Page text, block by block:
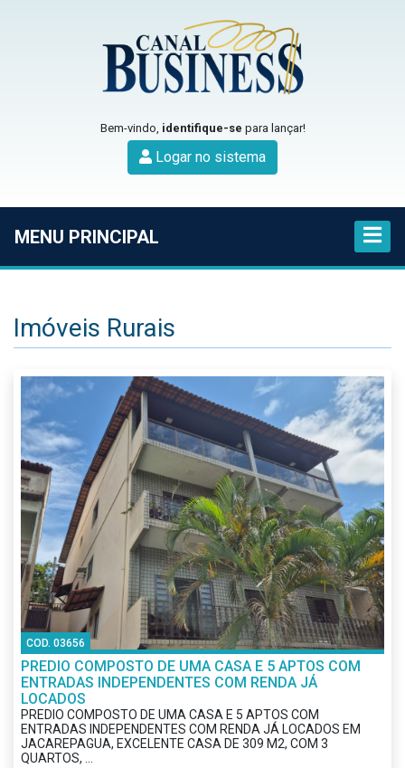
Bem-vindo, identifique-se para lançar!
Logar no sistema
MENU PRINCIPAL
Imóveis Rurais
COD. 03656
PREDIO COMPOSTO DE UMA CASA E 5 APTOS COM
ENTRADAS INDEPENDENTES COM RENDA JÁ
LOCADOS
PREDIO COMPOSTO DE UMA CASA E 5 APTOS COM
ENTRADAS INDEPENDENTES COM RENDA JÁ LOCADOS EM
JACAREPAGUA, EXCELENTE CASA DE 309 M2, COM 3
QUARTOS, ...